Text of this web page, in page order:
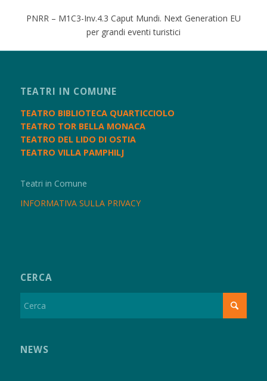
PNRR – M1C3-Inv.4.3 Caput Mundi. Next Generation EU
per grandi eventi turistici
TEATRI IN COMUNE
TEATRO BIBLIOTECA QUARTICCIOLO
TEATRO TOR BELLA MONACA
TEATRO DEL LIDO DI OSTIA
TEATRO VILLA PAMPHILJ
Teatri in Comune
INFORMATIVA SULLA PRIVACY
CERCA
NEWS